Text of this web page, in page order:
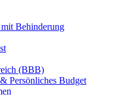
Behinderung
(BBB)
Persönliches Budget